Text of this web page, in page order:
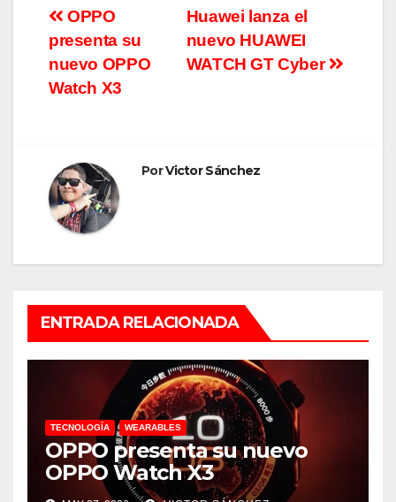
Navegación
de
entradas
Huawei lanza el
nuevo HUAWEI
WATCH GT Cyber
OPPO
presenta su
nuevo OPPO
Watch X3
PorVictor Sánchez
ENTRADA RELACIONADA
TECNOLOGÍA WEARABLES
OPPO presenta su nuevo
OPPO Watch X3